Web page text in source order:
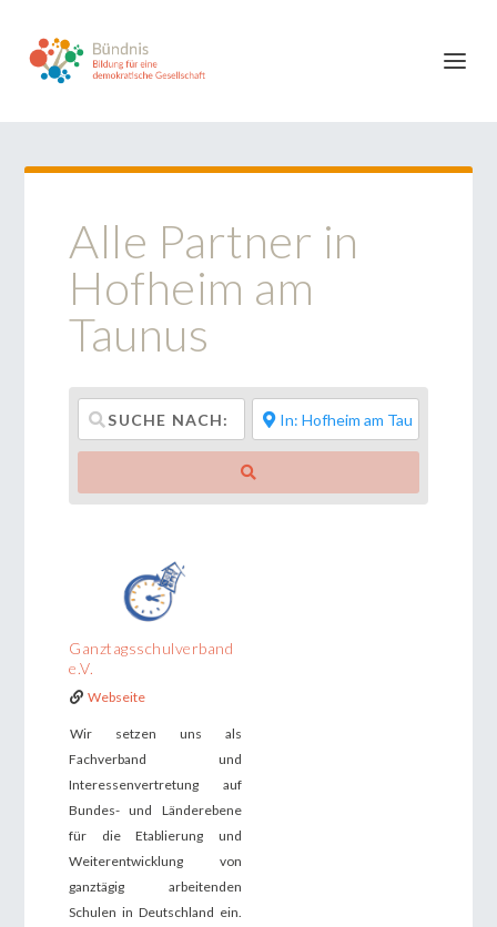
Alle Partner in
Hofheim am
Taunus
Ganztagsschulverband
e.V.
Webseite
Wir setzen uns als
Fachverband und
Interessenvertretung auf
Bundes- und Länderebene
für die Etablierung und
Weiterentwicklung von
ganztägig arbeitenden
Schulen in Deutschland ein.